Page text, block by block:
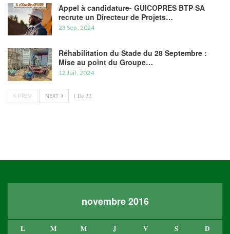
Appel à candidature- GUICOPRES BTP SA
recrute un Directeur de Projets…
23 Sep , 2024
Réhabilitation du Stade du 28 Septembre :
Mise au point du Groupe…
12 Juil , 2024
PREV NEXT 1 De 32
novembre 2016
L M M J V S D